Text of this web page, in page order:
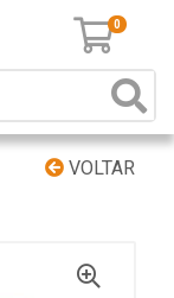
0
VOLTAR